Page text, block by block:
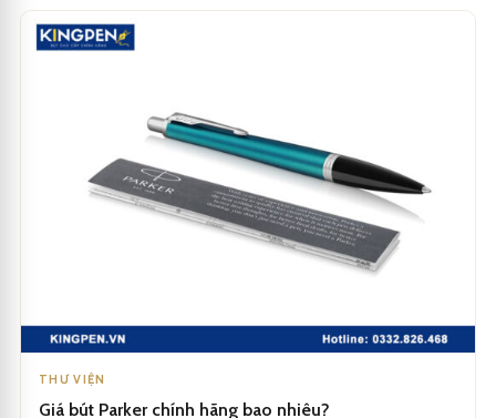
THƯ VIỆN
Giá bút Parker chính hãng bao nhiêu?